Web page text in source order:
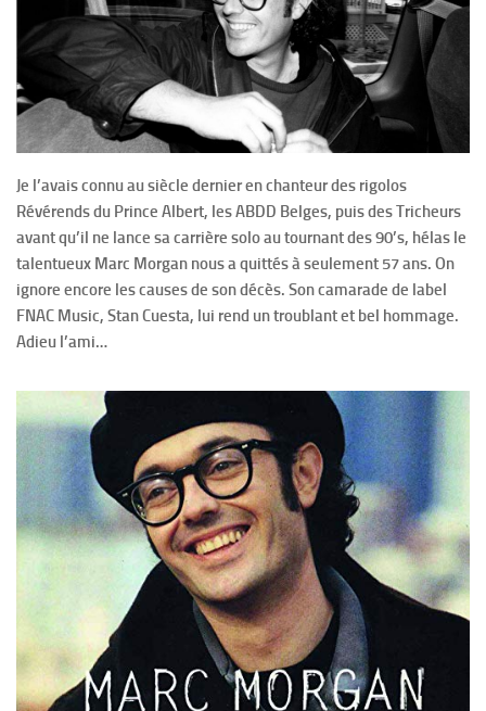
Je l’avais connu au siècle dernier en chanteur des rigolos
Révérends du Prince Albert, les ABDD Belges, puis des Tricheurs
avant qu’il ne lance sa carrière solo au tournant des 90’s, hélas le
talentueux Marc Morgan nous a quittés à seulement 57 ans. On
ignore encore les causes de son décès. Son camarade de label
FNAC Music, Stan Cuesta, lui rend un troublant et bel hommage.
Adieu l’ami…